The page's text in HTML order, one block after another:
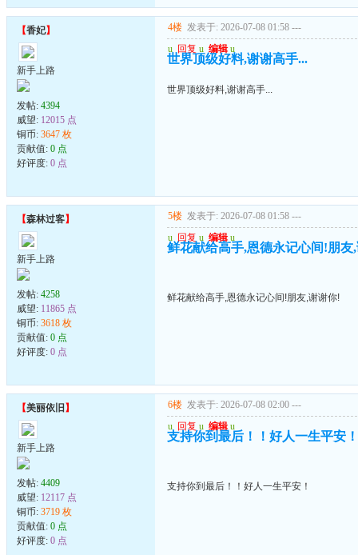
【香妃】
新手上路
发帖: 4394
威望: 12015 点
铜币: 3647 枚
贡献值: 0 点
好评度: 0 点
4楼 发表于: 2026-07-08 01:58 ---
u 回复 u 编辑 u
世界顶级好料,谢谢高手...
世界顶级好料,谢谢高手...
【森林过客】
新手上路
发帖: 4258
威望: 11865 点
铜币: 3618 枚
贡献值: 0 点
好评度: 0 点
5楼 发表于: 2026-07-08 01:58 ---
u 回复 u 编辑 u
鲜花献给高手,恩德永记心间!朋友
鲜花献给高手,恩德永记心间!朋友,谢谢你!
【美丽依旧 】
新手上路
发帖: 4409
威望: 12117 点
铜币: 3719 枚
贡献值: 0 点
好评度: 0 点
6楼 发表于: 2026-07-08 02:00 ---
u 回复 u 编辑 u
支持你到最后！！好人一生平安！
支持你到最后！！好人一生平安！